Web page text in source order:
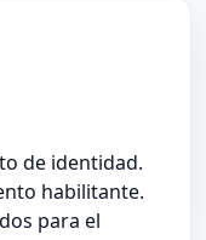
de identidad.
habilitante.
para el